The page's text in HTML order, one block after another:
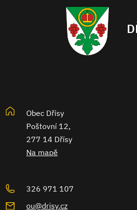
Obec Dřísy
Poštovní 12,
277 14 Dřísy
Na mapě
326 971 107
ou@drisy.cz